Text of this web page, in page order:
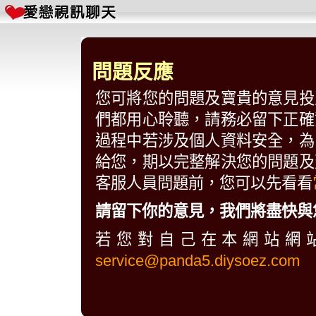
問題反應
您可將您的問題及寶貴的意見
們都用心聆聽，請務必留下正
過程中若涉及個人資料安全，
給您，期以完整解決您的問題
客服人員問題前，您可以先看看
請留下你的意見，我們將盡快
若您對自己在本網站網
service@panda5.diysoez.com